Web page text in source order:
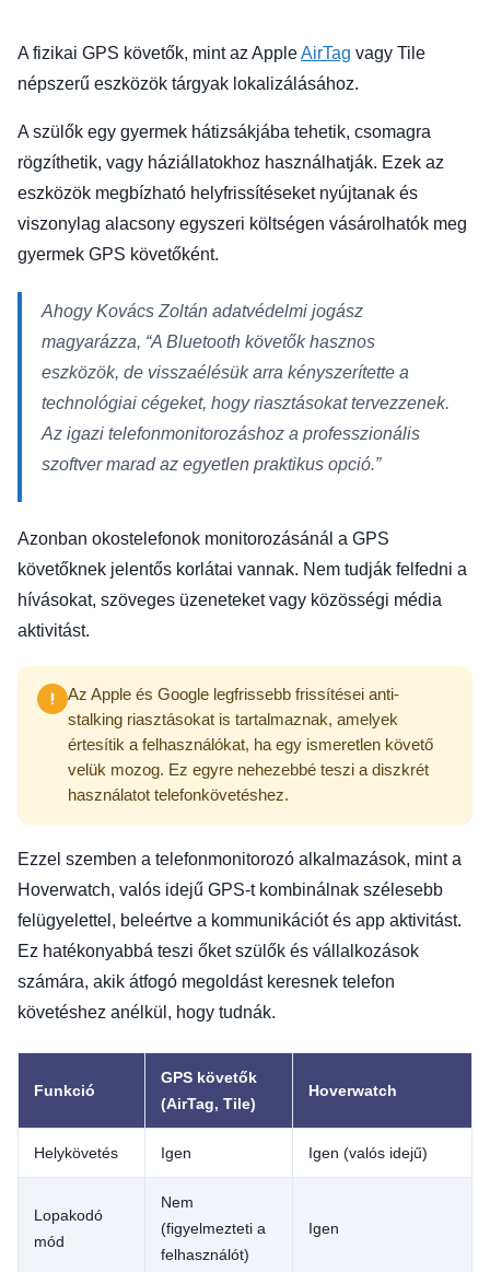
A fizikai GPS követők, mint az AppleAirTag vagy Tile
népszerű eszközök tárgyak lokalizálásához.
A szülők egy gyermek hátizsákjába tehetik, csomagra
rögzíthetik, vagy háziállatokhoz használhatják. Ezek az
eszközök megbízható helyfrissítéseket nyújtanak és
viszonylag alacsony egyszeri költségen vásárolhatók meg
gyermek GPS követőként.
Ahogy Kovács Zoltán adatvédelmi jogász
magyarázza, “A Bluetooth követők hasznos
eszközök, de visszaélésük arra kényszerítette a
technológiai cégeket, hogy riasztásokat tervezzenek.
Az igazi telefonmonitorozáshoz a professzionális
szoftver marad az egyetlen praktikus opció.”
Azonban okostelefonok monitorozásánál a GPS
követőknek jelentős korlátai vannak. Nem tudják felfedni a
hívásokat, szöveges üzeneteket vagy közösségi média
aktivitást.
Az Apple és Google legfrissebb frissítései anti-
stalking riasztásokat is tartalmaznak, amelyek
értesítik a felhasználókat, ha egy ismeretlen követő
velük mozog. Ez egyre nehezebbé teszi a diszkrét
használatot telefonkövetéshez.
Ezzel szemben a telefonmonitorozó alkalmazások, mint a
Hoverwatch, valós idejű GPS-t kombinálnak szélesebb
felügyelettel, beleértve a kommunikációt és app aktivitást.
Ez hatékonyabbá teszi őket szülők és vállalkozások
számára, akik átfogó megoldást keresnek telefon
követéshez anélkül, hogy tudnák.
Funkció
GPS követők
(AirTag, Tile)
Hoverwatch
Helykövetés Igen Igen (valós idejű)
Lopakodó
mód
Nem
(figyelmezteti a
felhasználót)
Igen